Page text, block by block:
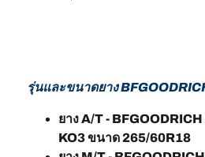
รุ่นและขนาดยาง
ยาง A/T -
KO3 ขนาด 265/60R18